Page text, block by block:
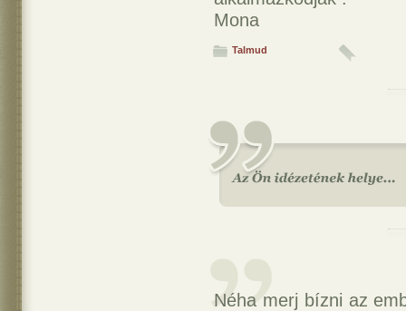
Mona
Talmud
Néha merj bízni az